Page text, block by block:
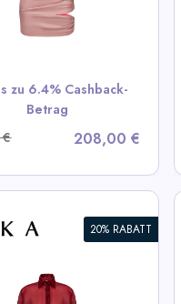
zu 6.4% Cashback-
Betrag
€
208,00 €
View All LIKA Deals
SHOP NOW
20% RABATT
strukturiertes
Kleid